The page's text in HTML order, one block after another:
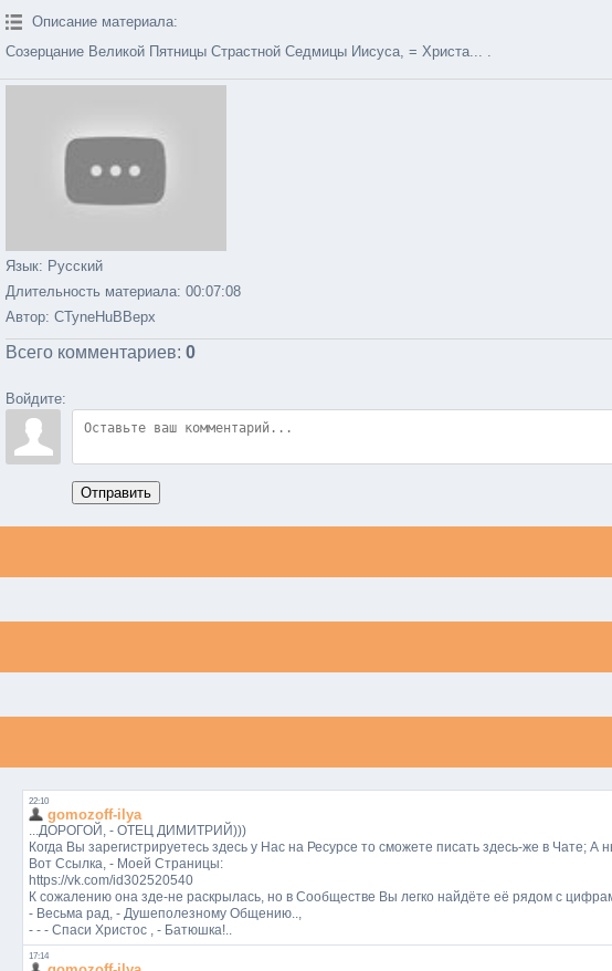
Описание материала:
Созерцание Великой Пятницы Страстной Седмицы Иисуса, = Христа... .
Язык: Русский
Длительность материала: 00:07:08
Автор: CTyneHuBBepx
Всего комментариев: 0
Войдите:
Отправить